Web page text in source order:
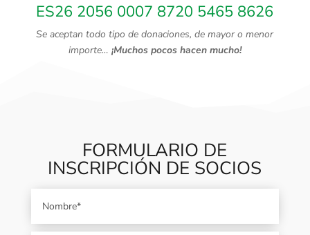
ES26 2056 0007 8720 5465 8626
Se aceptan todo tipo de donaciones, de mayor o menor
importe… ¡Muchos pocos hacen mucho!
FORMULARIO DE
INSCRIPCIÓN DE SOCIOS